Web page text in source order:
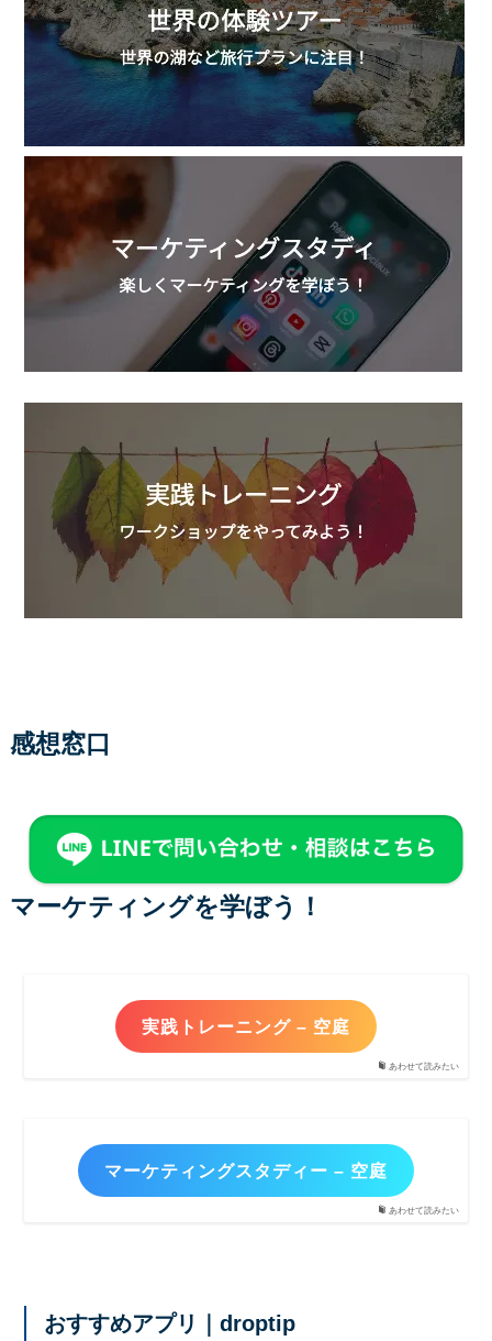
感想窓口
マーケティングを学ぼう！
あわせて読みたい
実践トレーニング – 空庭
あわせて読みたい
マーケティングスタディー – 空庭
おすすめアプリ｜droptip